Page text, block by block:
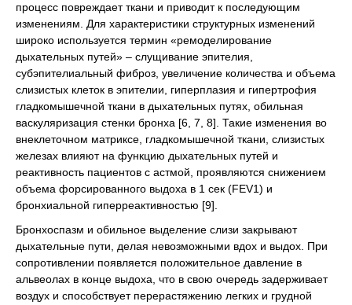
процесс повреждает ткани и приводит к последующим
изменениям. Для характеристики структурных изменений
широко используется термин «ремоделирование
дыхательных путей» – слущивание эпителия,
субэпителиальный фиброз, увеличение количества и объема
слизистых клеток в эпителии, гиперплазия и гипертрофия
гладкомышечной ткани в дыхательных путях, обильная
васкуляризация стенки бронха [6, 7, 8]. Такие изменения во
внеклеточном матриксе, гладкомышечной ткани, слизистых
железах влияют на функцию дыхательных путей и
реактивность пациентов с астмой, проявляются снижением
объема форсированного выдоха в 1 сек (FEV1) и
бронхиальной гиперреактивностью [9].
Бронхоспазм и обильное выделение слизи закрывают
дыхательные пути, делая невозможными вдох и выдох. При
сопротивлении появляется положительное давление в
альвеолах в конце выдоха, что в свою очередь задерживает
воздух и способствует перерастяжению легких и грудной